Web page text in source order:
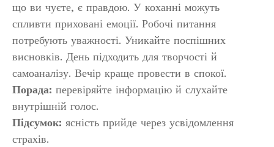
що ви чуєте, є правдою. У коханні можуть
спливти приховані емоції. Робочі питання
потребують уважності. Уникайте поспішних
висновків. День підходить для творчості й
самоаналізу. Вечір краще провести в спокої.
Порада: перевіряйте інформацію й слухайте
внутрішній голос.
Підсумок: ясність прийде через усвідомлення
страхів.